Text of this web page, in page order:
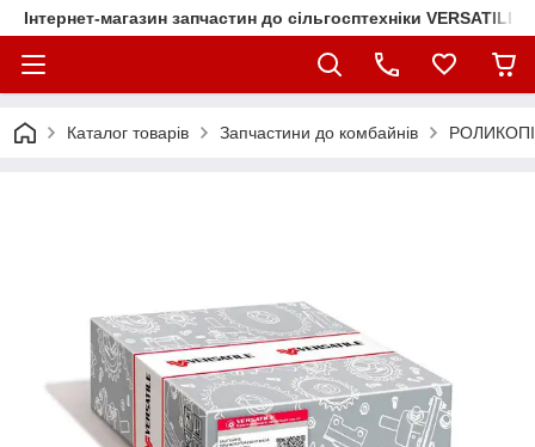
Інтернет-магазин запчастин до сільгосптехніки VERSATILE
Каталог товарів Запчастини до комбайнів